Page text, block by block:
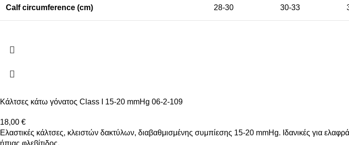
Calf circumference (cm) 28-30 30-33
Κάλτσες κάτω γόνατος Class I 15-20 mmHg 06-2-109
18,00 €
Ελαστικές κάλτσες, κλειστών δακτύλων, διαβαθμισμένης συμπίεσης 15-20 mmHg. Ιδανικές για
ήπιας φλεβίτιδος.